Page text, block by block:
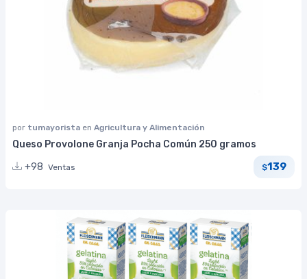
por tumayorista en Agricultura y Alimentación
Queso Provolone Granja Pocha Común 250 gramos
+98 Ventas $139